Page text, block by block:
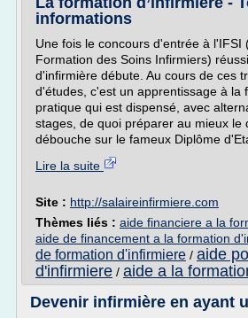
informations
Une fois le concours d'entrée à l'IFSI
Formation des Soins Infirmiers)
d'infirmière débute. Au cours de ces
d'études, c'est un apprentissage à la
pratique qui est dispensé, avec
stages, de quoi préparer au mieux le
débouche sur le fameux Diplôme
Lire la suite
Site : http://salaireinfirmiere.com
Thèmes liés : aide financiere a la
aide de financement a la formation
de formation d'infirmiere / aide
d'infirmiere / aide a la
Devenir infirmière en ayant